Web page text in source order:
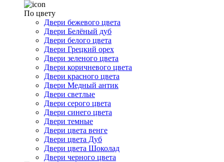
По цвету
Двери бежевого цвета
Двери Белёный дуб
Двери белого цвета
Двери Грецкий орех
Двери зеленого цвета
Двери коричневого цвета
Двери красного цвета
Двери Медный антик
Двери светлые
Двери серого цвета
Двери синего цвета
Двери темные
Двери цвета венге
Двери цвета Дуб
Двери цвета Шоколад
Двери черного цвета